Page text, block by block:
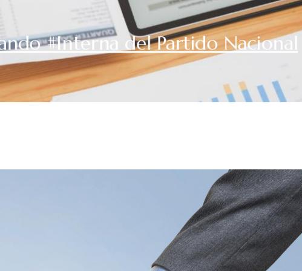
#Interna del Partido Nacional